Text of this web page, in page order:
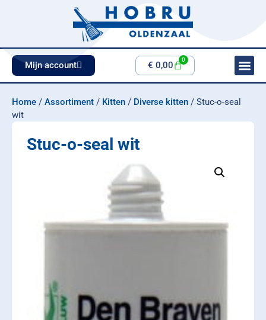
Mijn account € 0,00
0
Home / Assortiment / Kitten / Diverse kitten / Stuc-o-seal
wit
Stuc-o-seal wit